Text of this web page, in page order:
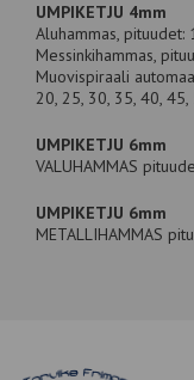
UMPIKETJU 4mm
Aluhammas, pituudet:
Messinkihammas,
Muovispiraali
20, 25, 30, 35, 40, 45,
UMPIKETJU 6mm
VALUHAMMAS
UMPIKETJU 6mm
METALLIHAMMAS